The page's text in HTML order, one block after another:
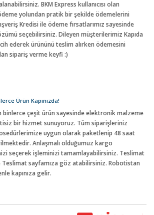
BKM Express kullanıcısı olan
yolundan pratik bir şekilde ödemelerini
Kredisi ile ödeme fırsatlarımız sayesinde
seçebilirsiniz. Dileyen müşterilerimiz Kapıda
ederek ürününü teslim alırken ödemesini
sipariş verme keyfi :)
Ürün Kapınızda!
binlerce çeşit ürün sayesinde elektronik malzeme
bir hizmet sunuyoruz. Tüm siparişleriniz
uygun olarak paketlenip 48 saat
Anlaşmalı olduğumuz kargo
seçerek işleminizi tamamlayabilirsiniz. Teslimat
Teslimat sayfamıza göz atabilirsiniz. Robotistan
kapınıza gelir.